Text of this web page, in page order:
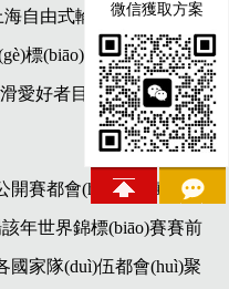
海自由式輪滑公開賽，是
標(biāo)志，是國際輪
滑愛好者目睹高水平對決
開賽都會(huì)在有萬國建
該年世界錦標(biāo)賽賽前
國家隊(duì)伍都會(huì)聚
微信獲取方案